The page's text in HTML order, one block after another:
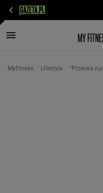
Myfitness Lifestyle "Przerwa